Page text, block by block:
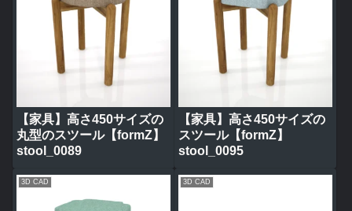
【家具】高さ450サイズの
丸型のスツール【formZ】
stool_0089
【家具】高さ450サイズの
スツール【formZ】
stool_0095
3D CAD 3D CAD